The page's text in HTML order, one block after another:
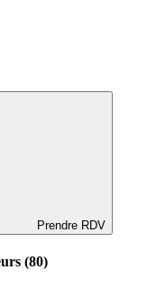
Prendre RDV
(80)